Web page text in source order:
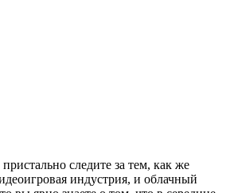
следите за тем, как же
индустрия, и облачный